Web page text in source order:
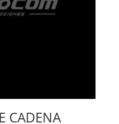
CADENA